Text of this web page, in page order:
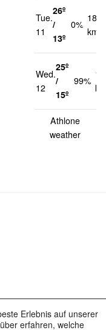
Tue.
11
26º
/
13º
0%
18
km/h
Wed.
12
25º
/
15º
99%
14
Athlone
weather
Erlebnis auf unserer
erfahren, welche